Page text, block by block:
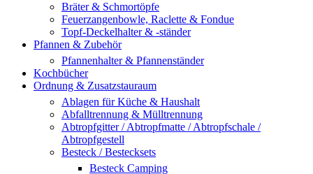
Bräter & Schmortöpfe
Feuerzangenbowle, Raclette & Fondue
Topf-Deckelhalter & -ständer
Pfannen & Zubehör
Pfannenhalter & Pfannenständer
Kochbücher
Ordnung & Zusatzstauraum
Ablagen für Küche & Haushalt
Abfalltrennung & Mülltrennung
Abtropfgitter / Abtropfmatte / Abtropfschale /
Abtropfgestell
Besteck / Bestecksets
Besteck Camping